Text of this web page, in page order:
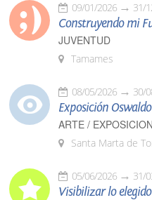
09/01/2026 31/
Construyendo mi
JUVENTUD
Tamames
08/05/2026 30/
Exposición
ARTE /
Santa Marta de
05/06/2026 31/
Visibilizar lo elegido